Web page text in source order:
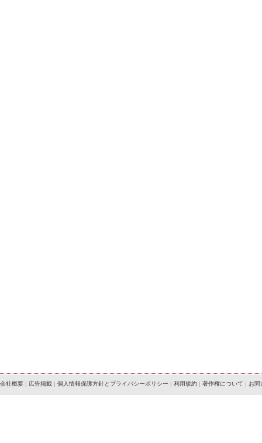
会社概要 | 広告掲載 | 個人情報保護方針とプライバシーポリシー | 利用規約 | 著作権について | お問